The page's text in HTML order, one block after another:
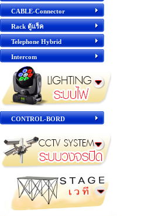
CABLE-Connector
Rack ตู้แร็ค
Telephone Hybrid
Intercom
CONTROL-BORD